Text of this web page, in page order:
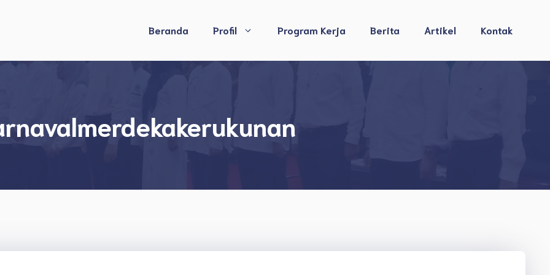
Beranda Profil Program Kerja Berita Artikel Kontak